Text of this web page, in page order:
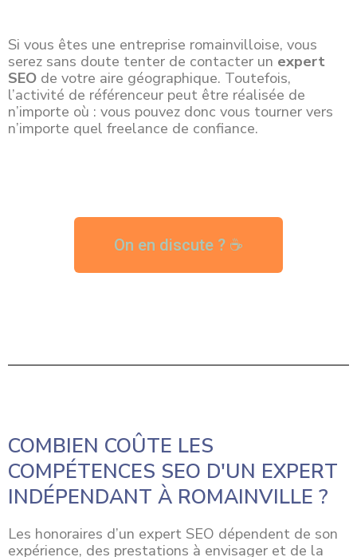
Si vous êtes une entreprise romainvilloise, vous
serez sans doute tenter de contacter un expert
SEO de votre aire géographique. Toutefois,
l’activité de référenceur peut être réalisée de
n’importe où : vous pouvez donc vous tourner vers
n’importe quel freelance de confiance.
On en discute ? ☕
COMBIEN COÛTE LES
COMPÉTENCES SEO D'UN EXPERT
INDÉPENDANT À ROMAINVILLE ?
Les honoraires d’un expert SEO dépendent de son
expérience, des prestations à envisager et de la